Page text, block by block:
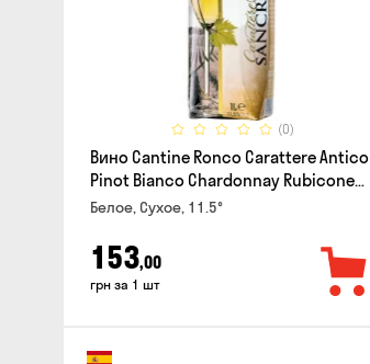
(0)
Вино Cantine Ronco Carattere Antico
Pinot Bianco Chardonnay Rubicone
IGT 1л
Белое, Сухое, 11.5°
153,00
грн за 1 шт